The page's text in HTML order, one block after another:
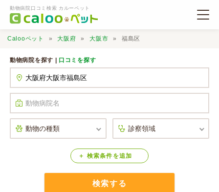
動物病院口コミ検索 カルーペット
口コミ検索
Calooペットとは？
Calooペット 大阪府 大阪市 福島区
動物病院を探す | 口コミを探す
検索条件 を追加
検索する